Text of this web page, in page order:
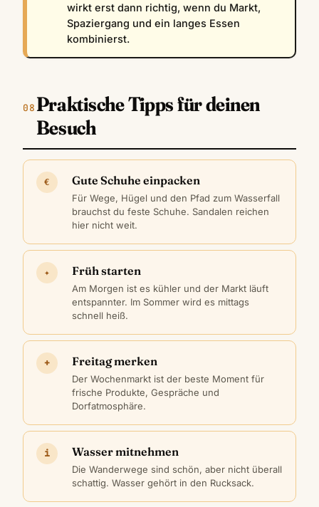
wirkt erst dann richtig, wenn du Markt,
Spaziergang und ein langes Essen
kombinierst.
Praktische Tipps für deinen
Besuch
€ Gute Schuhe einpacken
Für Wege, Hügel und den Pfad zum Wasserfall
brauchst du feste Schuhe. Sandalen reichen
hier nicht weit.
✦ Früh starten
Am Morgen ist es kühler und der Markt läuft
entspannter. Im Sommer wird es mittags
schnell heiß.
+ Freitag merken
Der Wochenmarkt ist der beste Moment für
frische Produkte, Gespräche und
Dorfatmosphäre.
i Wasser mitnehmen
Die Wanderwege sind schön, aber nicht überall
schattig. Wasser gehört in den Rucksack.